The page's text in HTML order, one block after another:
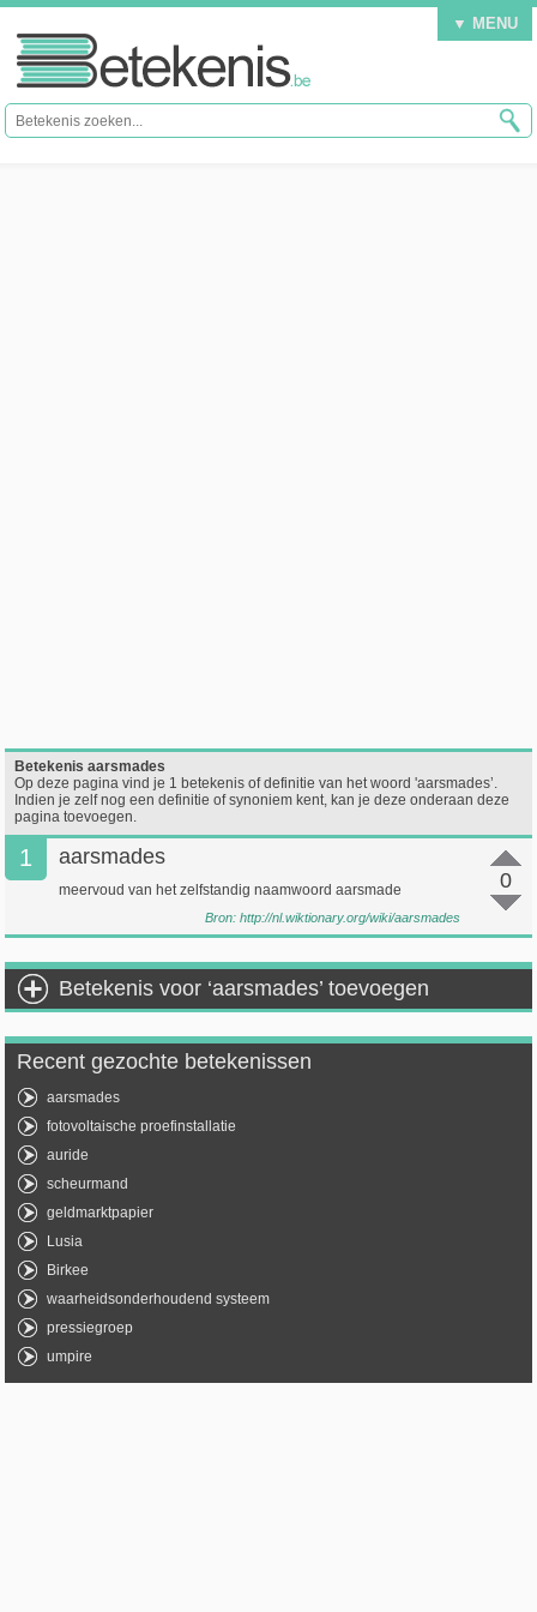
▼ MENU
Betekenis aarsmades
Op deze pagina vind je 1 betekenis of definitie van het woord 'aarsmades’.
Indien je zelf nog een definitie of synoniem kent, kan je deze onderaan deze
pagina toevoegen.
1
0
aarsmades
meervoud van het zelfstandig naamwoord aarsmade
Bron: http://nl.wiktionary.org/wiki/aarsmades
Betekenis voor ‘aarsmades’ toevoegen
Recent gezochte betekenissen
aarsmades
fotovoltaische proefinstallatie
auride
scheurmand
geldmarktpapier
Lusia
Birkee
waarheidsonderhoudend systeem
pressiegroep
umpire